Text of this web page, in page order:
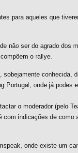
para aqueles que
não ser do agrado dos
o rallye.
conhecida,
Portugal, onde já podes
o moderador (pelo
indicações de como
onde existe um